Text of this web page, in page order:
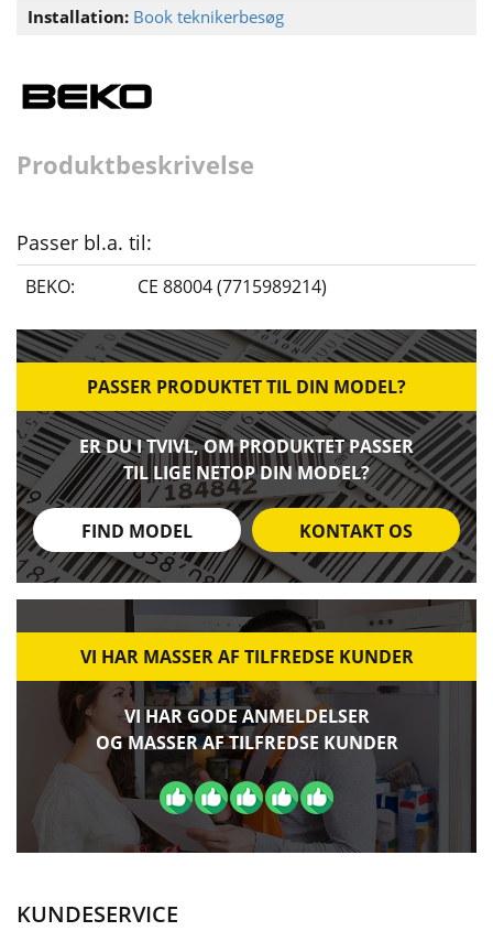
Installation: Book teknikerbesøg
Produktbeskrivelse
Passer bl.a. til:
BEKO: CE 88004 (7715989214)
PASSER PRODUKTET TIL DIN MODEL?
ER DU I TVIVL, OM PRODUKTET PASSER
TIL LIGE NETOP DIN MODEL?
FIND MODEL KONTAKT OS
VI HAR MASSER AF TILFREDSE KUNDER
VI HAR GODE ANMELDELSER
OG MASSER AF TILFREDSE KUNDER
KUNDESERVICE